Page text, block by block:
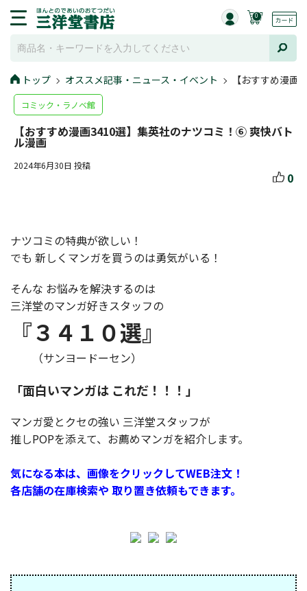
0
トップ オススメ記事・ニュース・イベント 【おすすめ漫
コミック・ラノベ館
【おすすめ漫画3410選】集英社のナツコミ！⑥ 爽快バト
ル漫画
2024年6月30日 投稿
0
ナツコミの特典が欲しい！
でも 新しくマンガを買うのは勇気がいる！
そんな お悩みを解決するのは
三洋堂のマンガ好きスタッフの
『３４１０選』
（サンヨードーセン）
「面白いマンガは これだ！！！」
マンガ愛とクセの強い 三洋堂スタッフが
推しPOPを添えて、お薦めマンガを紹介します。
気になる本は、画像をクリックしてWEB注文！
各店舗の在庫検索や 取り置き依頼もできます。